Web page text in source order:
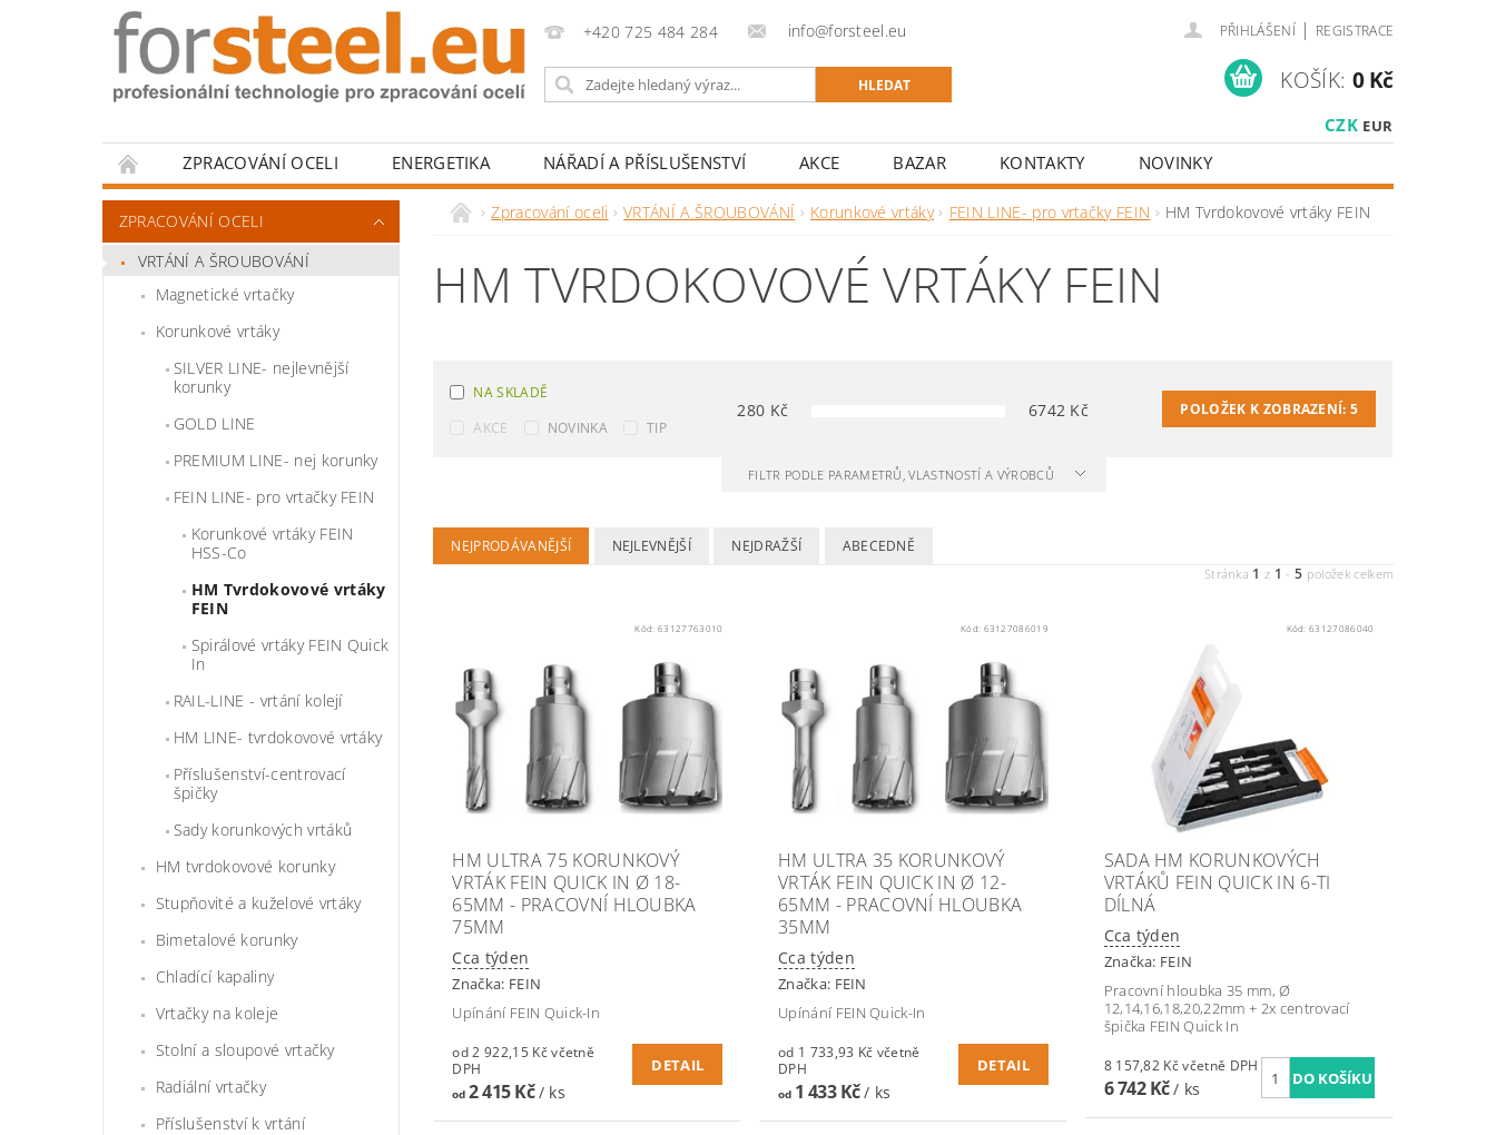
+420 725 484 284 info@forsteel.eu PŘIHLÁŠENÍ | REGISTRACE
CZK EUR
KOŠÍK: 0 Kč
ZPRACOVÁNÍ OCELI ENERGETIKA NÁŘADÍ A PŘÍSLUŠENSTVÍ AKCE BAZAR KONTAKTY
NOVINKY
HODNOCENÍ OBCHODU
ZPRACOVÁNÍ OCELI
VRTÁNÍ A ŠROUBOVÁNÍ
Magnetické vrtačky
Korunkové vrtáky
SILVER LINE- nejlevnější
korunky
GOLD LINE
PREMIUM LINE- nej korunky
FEIN LINE- pro vrtačky FEIN
Korunkové vrtáky FEIN
HSS-Co
HM Tvrdokovové vrtáky
FEIN
Spirálové vrtáky FEIN Quick
In
RAIL-LINE - vrtání kolejí
HM LINE- tvrdokovové vrtáky
Příslušenství-centrovací
špičky
Sady korunkových vrtáků
HM tvrdokovové korunky
Stupňovité a kuželové vrtáky
Bimetalové korunky
Chladící kapaliny
Vrtačky na koleje
Stolní a sloupové vrtačky
Radiální vrtačky
Příslušenství k vrtání
Zpracování oceli VRTÁNÍ A ŠROUBOVÁNÍ Korunkové vrtáky FEIN LINE- pro vrtačky FEIN HM Tvrdokovové vrtáky FEIN
HM TVRDOKOVOVÉ VRTÁKY FEIN
NA SKLADĚ
AKCE
NOVINKA TIP
280 Kč 6742 Kč POLOŽEK K ZOBRAZENÍ:5
FILTR PODLE PARAMETRŮ, VLASTNOSTÍ A VÝROBCŮ
NEJPRODÁVANĚJŠÍ NEJLEVNĚJŠÍ NEJDRAŽŠÍ ABECEDNĚ
Stránka 1 z 1 -5 položek celkem
Kód: 63127763010
HM ULTRA 75 KORUNKOVÝ
VRTÁK FEIN QUICK IN Ø 18-
65MM - PRACOVNÍ HLOUBKA
75MM
Cca týden
Značka: FEIN
Upínání FEIN Quick-In
od 2 922,15 Kč včetně
DPH
od2 415 Kč/ ks
DETAIL
Kód: 63127086019
HM ULTRA 35 KORUNKOVÝ
VRTÁK FEIN QUICK IN Ø 12-
65MM - PRACOVNÍ HLOUBKA
35MM
Cca týden
Značka: FEIN
Upínání FEIN Quick-In
od 1 733,93 Kč včetně
DPH
od1 433 Kč/ ks
DETAIL
Kód:63127086040
SADA HM KORUNKOVÝCH
VRTÁKŮ FEIN QUICK IN 6-TI
DÍLNÁ
Cca týden
Značka: FEIN
Pracovní hloubka 35 mm, Ø
12,14,16,18,20,22mm + 2x centrovací
špička FEIN Quick In
8 157,82 Kč včetně DPH
6 742 Kč/ ks